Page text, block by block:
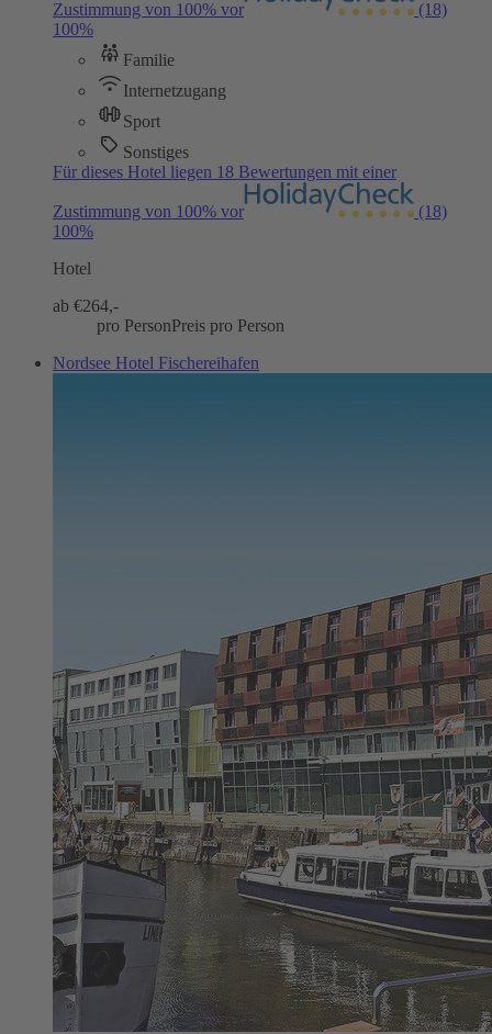
Zustimmung von 100% vor
(18)
100%
Familie
Internetzugang
Sport
Sonstiges
Für dieses Hotel liegen 18 Bewertungen mit einer
Zustimmung von 100% vor
(18)
100%
Hotel
ab €264,-
pro PersonPreis pro Person
Nordsee Hotel Fischereihafen